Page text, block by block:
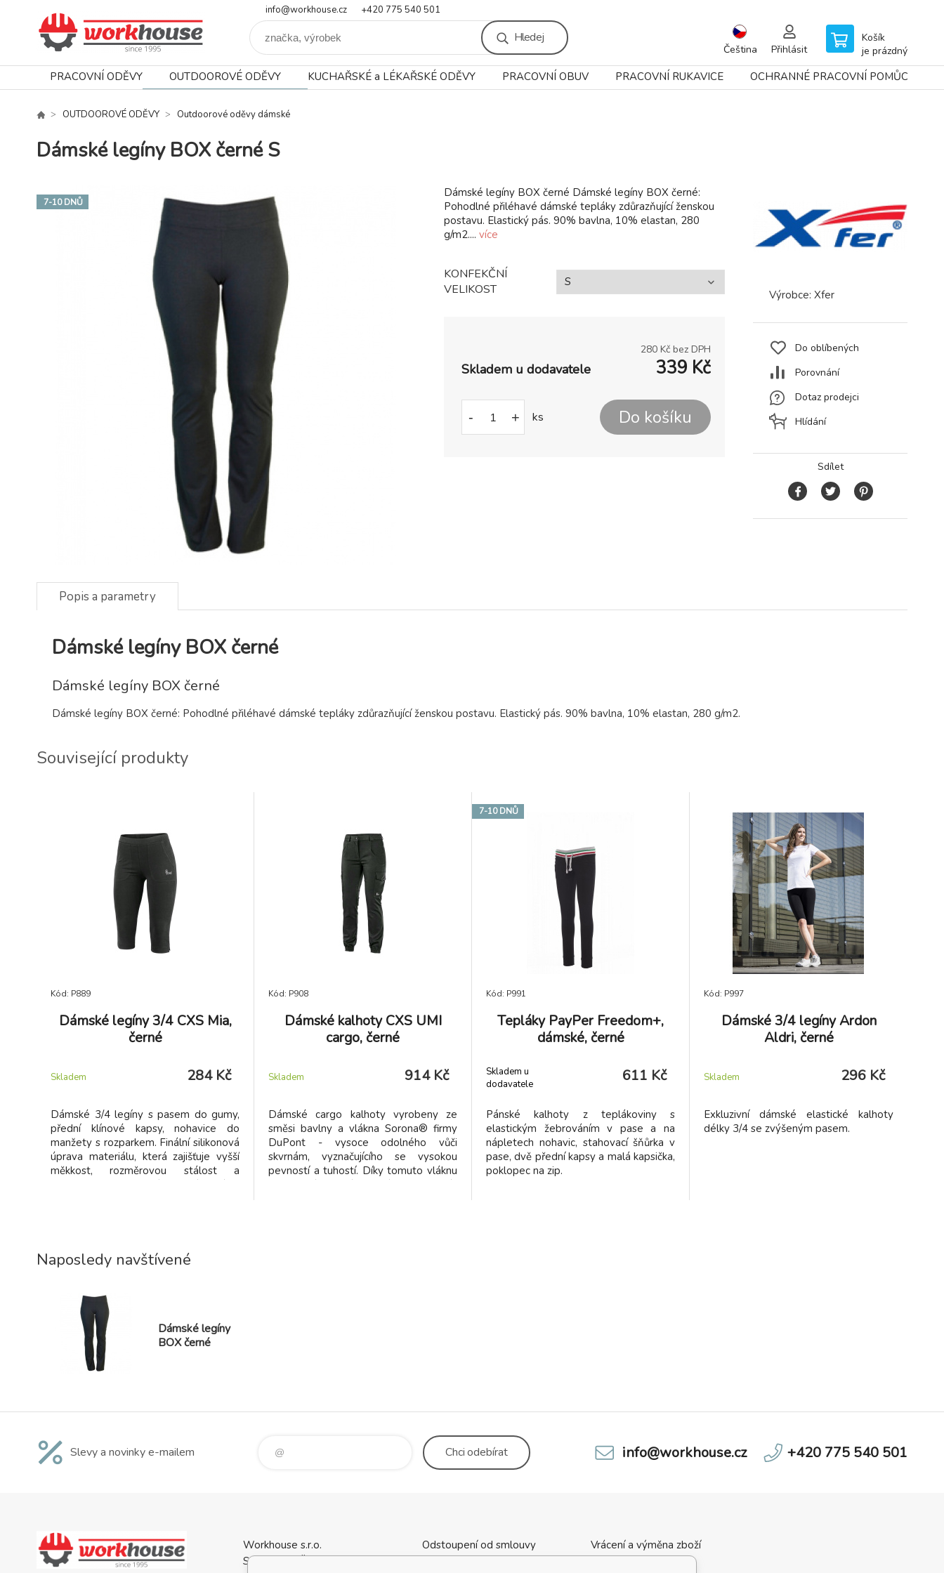
info@workhouse.cz +420 775 540 501
Hledej
Čeština Přihlásit
Košík
je prázdný
PRACOVNÍ ODĚVY OUTDOOROVÉ ODĚVY KUCHAŘSKÉ a LÉKAŘSKÉ ODĚVY PRACOVNÍ OBUV PRACOVNÍ RUKAVICE OCHRANNÉ PRACOVNÍ POMŮCKY
OUTDOOROVÉ ODĚVY Outdoorové oděvy dámské
Dámské legíny BOX černé S
7-10 DNŮ
Dámské legíny BOX černé Dámské legíny BOX černé:
Pohodlné přiléhavé dámské tepláky zdůrazňující ženskou
postavu. Elastický pás. 90% bavlna, 10% elastan, 280
g/m2.... více
KONFEKČNÍ
VELIKOST
280 Kč bez DPH
Skladem u dodavatele 339 Kč
- + ks Do košíku
Výrobce: Xfer
Do oblíbených
Porovnání
Dotaz prodejci
Hlídání
Sdílet
Popis a parametry
Dámské legíny BOX černé
Dámské legíny BOX černé
Dámské legíny BOX černé: Pohodlné přiléhavé dámské tepláky zdůrazňující ženskou postavu. Elastický pás. 90% bavlna, 10% elastan, 280 g/m2.
Související produkty
Kód: P889
Dámské legíny 3/4 CXS Mia,
černé
Skladem 284 Kč
Dámské 3/4 legíny s pasem do gumy,
přední klínové kapsy, nohavice do
manžety s rozparkem. Finální silikonová
úprava materiálu, která zajišťuje vyšší
měkkost, rozměrovou stálost a
omezuje žmolkovatění. Použití v práci i
Kód: P908
Dámské kalhoty CXS UMI
cargo, černé
Skladem 914 Kč
Dámské cargo kalhoty vyrobeny ze
směsi bavlny a vlákna Sorona® firmy
DuPont - vysoce odolného vůči
skvrnám, vyznačujícího se vysokou
pevností a tuhostí. Díky tomuto vláknu
je materiál měkký, pružný a lze jej prát
7-10 DNŮ
Kód: P991
Tepláky PayPer Freedom+,
dámské, černé
Skladem u
dodavatele
611 Kč
Pánské kalhoty z teplákoviny s
elastickým žebrováním v pase a na
nápletech nohavic, stahovací šňůrka v
pase, dvě přední kapsy a malá kapsička,
poklopec na zip.
Kód: P997
Dámské 3/4 legíny Ardon
Aldri, černé
Skladem 296 Kč
Exkluzivní dámské elastické kalhoty
délky 3/4 se zvýšeným pasem.
Naposledy navštívené
Dámské legíny
BOX černé
Slevy a novinky e-mailem Chciodebírat info@workhouse.cz +420 775 540 501
Workhouse s.r.o.
Svatopluka Čecha 1137
Odstoupení od smlouvy
Kontaktní údaje
Vrácení a výměna zboží
Obchodní podmínky